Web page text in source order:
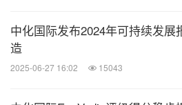
电子电气方面，连接系统PBT
针对性覆盖高压连接器、电子
中化国际发布2024年可持续发
造
2025-06-27 16:02 15043